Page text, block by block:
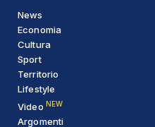
News
Economia
Cultura
Sport
Territorio
Lifestyle
Video NEW
Argomenti